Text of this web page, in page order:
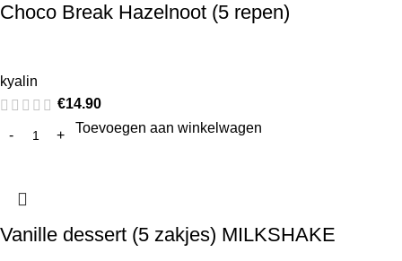
Choco Break Hazelnoot (5 repen)
kyalin
€14.90
Toevoegen aan winkelwagen
Vanille dessert (5 zakjes) MILKSHAKE